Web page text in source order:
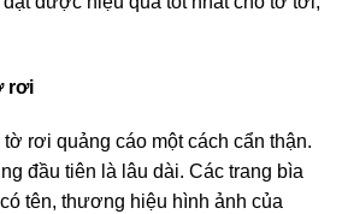
rơi
rơi quảng cáo một cách cẩn thận.
đầu tiên là lâu dài. Các trang bìa
tên, thương hiệu hình ảnh của